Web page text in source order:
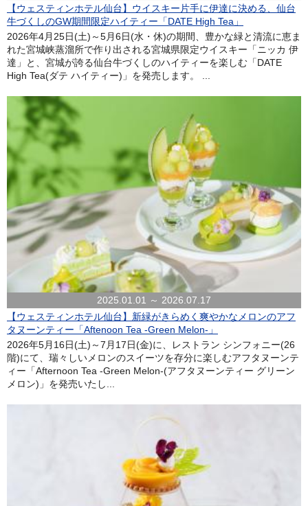
【ウェスティンホテル仙台】ウイスキー片手に伊達に決める、仙台
牛づくしのGW期間限定ハイティー「DATE High Tea」
2026年4月25日(土)～5月6日(水・休)の期間、豊かな緑と清流に恵ま
れた宮城峡蒸溜所で作り出される宮城県限定ウイスキー「ニッカ 伊
達」と、宮城が誇る仙台牛づくしのハイティーを楽しむ「DATE
High Tea(ダテ ハイティー)」を発売します。 ...
2025.01.01 ～ 2026.07.17
【ウェスティンホテル仙台】新緑がきらめく爽やかなメロンのアフ
タヌーンティー「Aftenoon Tea -Green Melon-」
2026年5月16日(土)～7月17日(金)に、レストラン シンフォニー(26
階)にて、瑞々しいメロンのスイーツを存分に楽しむアフタヌーンテ
ィー「Afternoon Tea -Green Melon-(アフタヌーンティー グリーン
メロン)」を発売いたし...